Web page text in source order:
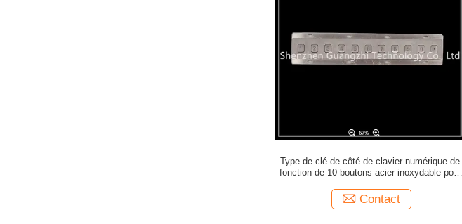
Type de clé de côté de clavier numérique de
fonction de 10 boutons acier inoxydable pour
Contact